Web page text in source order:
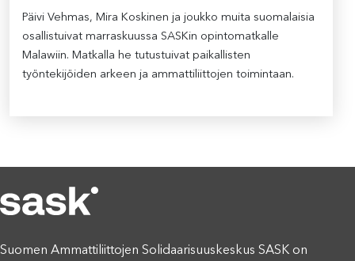
Päivi Vehmas, Mira Koskinen ja joukko muita suomalaisia
osallistuivat marraskuussa SASKin opintomatkalle
Malawiin. Matkalla he tutustuivat paikallisten
työntekijöiden arkeen ja ammattiliittojen toimintaan.
Suomen Ammattiliittojen Solidaarisuuskeskus SASK on